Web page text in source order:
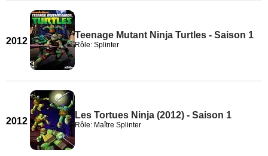
2012
Teenage Mutant Ninja Turtles - Saison 1
Rôle: Splinter
2012
Les Tortues Ninja (2012) - Saison 1
Rôle: Maître Splinter